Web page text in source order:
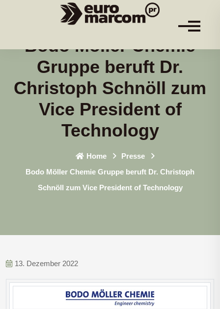
Bodo Möller Chemie
Gruppe beruft Dr.
Christoph Schnöll zum
Vice President of
Technology
Home
Presse
Bodo Möller Chemie Gruppe beruft Dr. Christoph
Schnöll zum Vice President of Technology
13. Dezember 2022